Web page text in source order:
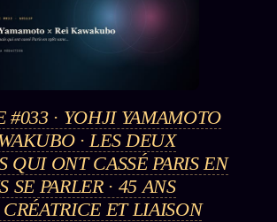
#033 · YOHJI YAMAMOTO
· LES DEUX
QUI ONT CASSÉ PARIS EN
SE PARLER · 45 ANS
ET LIAISON